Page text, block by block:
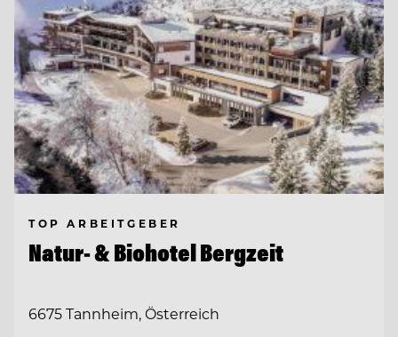
TOP ARBEITGEBER
Natur- & Biohotel Bergzeit
6675 Tannheim, Österreich